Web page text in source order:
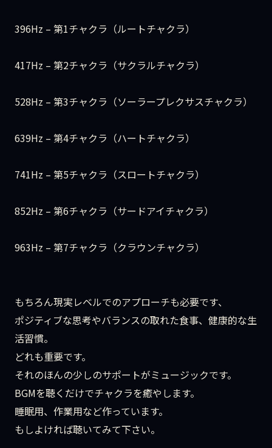
396Hz – 第1チャクラ（ルートチャクラ）
417Hz – 第2チャクラ（サクラルチャクラ）
528Hz – 第3チャクラ（ソーラープレクサスチャクラ）
639Hz – 第4チャクラ（ハートチャクラ）
741Hz – 第5チャクラ（スロートチャクラ）
852Hz – 第6チャクラ（サードアイチャクラ）
963Hz – 第7チャクラ（クラウンチャクラ）
もちろん現実レベルでのアプローチも必要です、
ポジティブな思考やバランスの取れた食事、健康的な生
活習慣。
どれも重要です。
それのほんの少しのサポートがミュージックです。
BGMを聴くだけでチャクラを癒やします。
睡眠用、作業用など作っています。
もしよければ聴いてみて下さい。